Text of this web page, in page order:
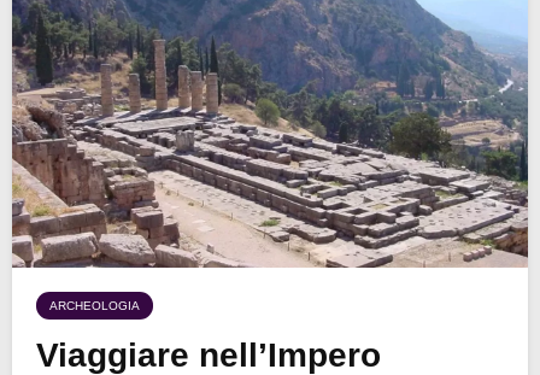
ARCHEOLOGIA
Viaggiare nell’Impero